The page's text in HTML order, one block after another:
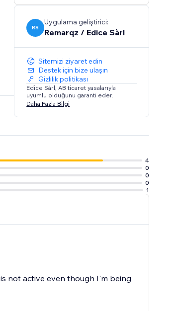
RS
Uygulama geliştirici:
Remarqz / Edice Sàrl
Sitemizi ziyaret edin
Destek için bize ulaşın
Gizlilik politikası
Edice Sàrl, AB ticaret yasalarıyla
uyumlu olduğunu garanti eder.
Daha Fazla Bilgi
4
0
0
0
1
not active even though I'm being